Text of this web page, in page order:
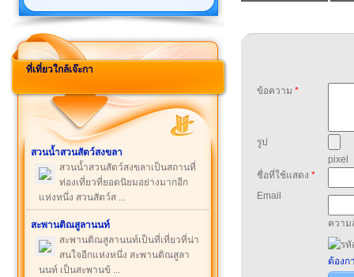
ที่เที่ยวใกล้เจ๊ะกา
สวนน้ำสวนสัตว์สงขลา
สวนน้ำสวนสัตว์สงขลาเป็นสถานที่
ท่องเที่ยวที่ยอดนิยมอย่างมากอีก
แห่งหนึ่ง สวนสัตว์ส ...
สะพานติณสูลานนท์
สะพานติณสูลานนท์เป็นที่เที่ยวที่น่า
สนใจอีกแห่งหนึ่ง สะพานติณสูลา
นนท์ เป็นสะพานข้ ...
ข้อความ *
รูป
pixel
ชื่อที่ใช้แสดง *
Email
ความ
ต้องก